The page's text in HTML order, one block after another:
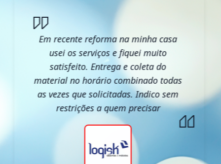
Em recente reforma na minha casa
usei os serviços e fiquei muito
satisfeito. Entrega e coleta do
material no horário combinado todas
as vezes que solicitadas. Indico sem
restrições a quem precisar